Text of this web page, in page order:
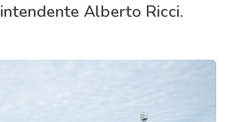
Alberto Ricci.